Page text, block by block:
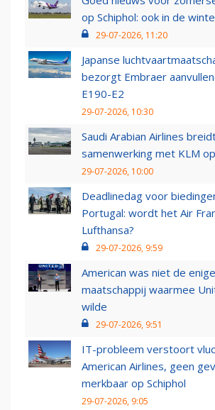
op Schiphol: ook in de
29-07-2026, 11:20
Japanse
bezorgt Embraer
E190-E2
29-07-2026, 10:30
Saudi Arabian Airlines
samenwerking met KLM
29-07-2026, 10:00
Deadlinedag voor
Portugal: wordt het Air
Lufthansa?
29-07-2026, 9:59
American was niet de
maatschappij waarmee
wilde
29-07-2026, 9:51
IT-probleem verstoort
American Airlines, geen
merkbaar op Schiphol
29-07-2026, 9:05